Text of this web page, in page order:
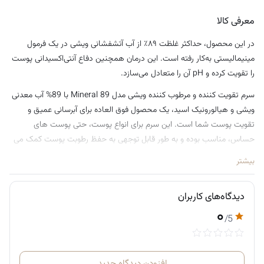
معرفی کالا
در این محصول، حداکثر غلظت ۸۹٪ از آب آتشفشانی ویشی در یک فرمول
مینیمالیستی به‌کار رفته است. این درمان همچنین دفاع آنتی‌اکسیدانی پوست
را تقویت کرده و pH آن را متعادل می‌سازد.
سرم تقویت کننده و مرطوب کننده ویشی مدل Mineral 89 با 89% آب معدنی
ویشی و هیالورونیک اسید، یک محصول فوق العاده برای آبرسانی عمیق و
تقویت پوست شما است. این سرم برای انواع پوست، حتی پوست های
حساس، مناسب بوده و به طور قابل توجهی به حفظ رطوبت پوست کمک می
طبیعی پوست و افزایش مقاومت آن در برابر عوامل آسیب‌زا (مانند آلودگی،
استرس، کم‌خوابی و تغییرات آب‌وهوایی) طراحی شده است.
نحوه استفاده:
روی پوست تمیز و خشک صورت، قبل از مرطوب‌کننده یا سایر
1 تا 2 قطره از سرم را با نوک انگشت روی صورت پخش کرده و به آرامی
بیشتر
دیدگاه‌های کاربران
۰/5